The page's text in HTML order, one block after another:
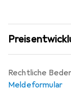
Rechtliche
Meldeformular